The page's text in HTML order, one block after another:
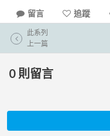
留言 追蹤
此系列
上一篇
0 則留言